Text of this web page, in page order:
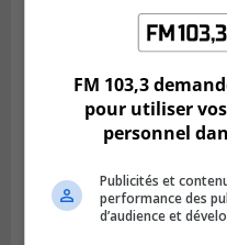
FM 103,3
pour utiliser
personnel
Publicités et
performance des
d’audience et